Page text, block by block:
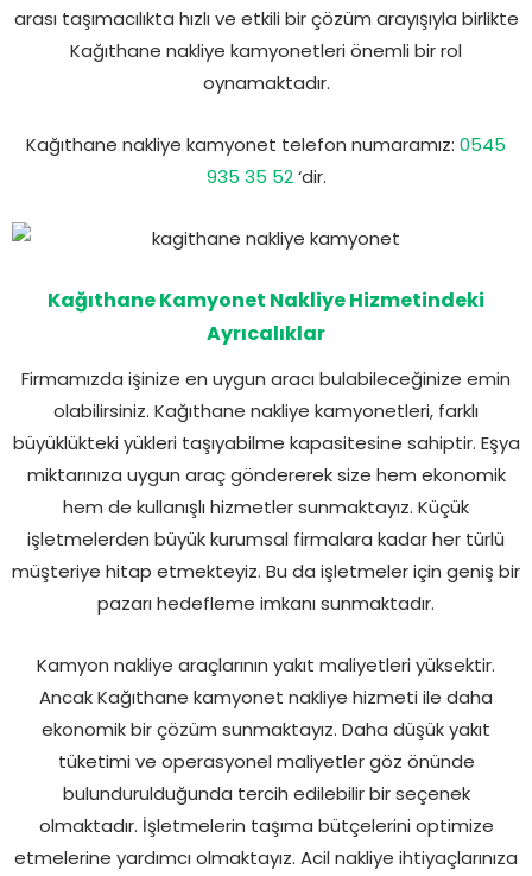
arası taşımacılıkta hızlı ve etkili bir çözüm arayışıyla birlikte
Kağıthane nakliye kamyonetleri önemli bir rol
oynamaktadır.
Kağıthane nakliye kamyonet telefon numaramız: 0545
935 35 52‘dir.
Kağıthane Kamyonet Nakliye Hizmetindeki
Ayrıcalıklar
Firmamızda işinize en uygun aracı bulabileceğinize emin
olabilirsiniz. Kağıthane nakliye kamyonetleri, farklı
büyüklükteki yükleri taşıyabilme kapasitesine sahiptir. Eşya
miktarınıza uygun araç göndererek size hem ekonomik
hem de kullanışlı hizmetler sunmaktayız. Küçük
işletmelerden büyük kurumsal firmalara kadar her türlü
müşteriye hitap etmekteyiz. Bu da işletmeler için geniş bir
pazarı hedefleme imkanı sunmaktadır.
Kamyon nakliye araçlarının yakıt maliyetleri yüksektir.
Ancak Kağıthane kamyonet nakliye hizmeti ile daha
ekonomik bir çözüm sunmaktayız. Daha düşük yakıt
tüketimi ve operasyonel maliyetler göz önünde
bulundurulduğunda tercih edilebilir bir seçenek
olmaktadır. İşletmelerin taşıma bütçelerini optimize
etmelerine yardımcı olmaktayız. Acil nakliye ihtiyaçlarınıza